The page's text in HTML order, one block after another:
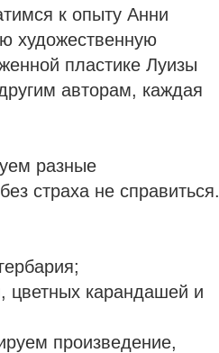
к опыту Анни
художественную
пластике Луизы
авторам, каждая
разные
страха не справиться.
цветных карандашей и
произведение,